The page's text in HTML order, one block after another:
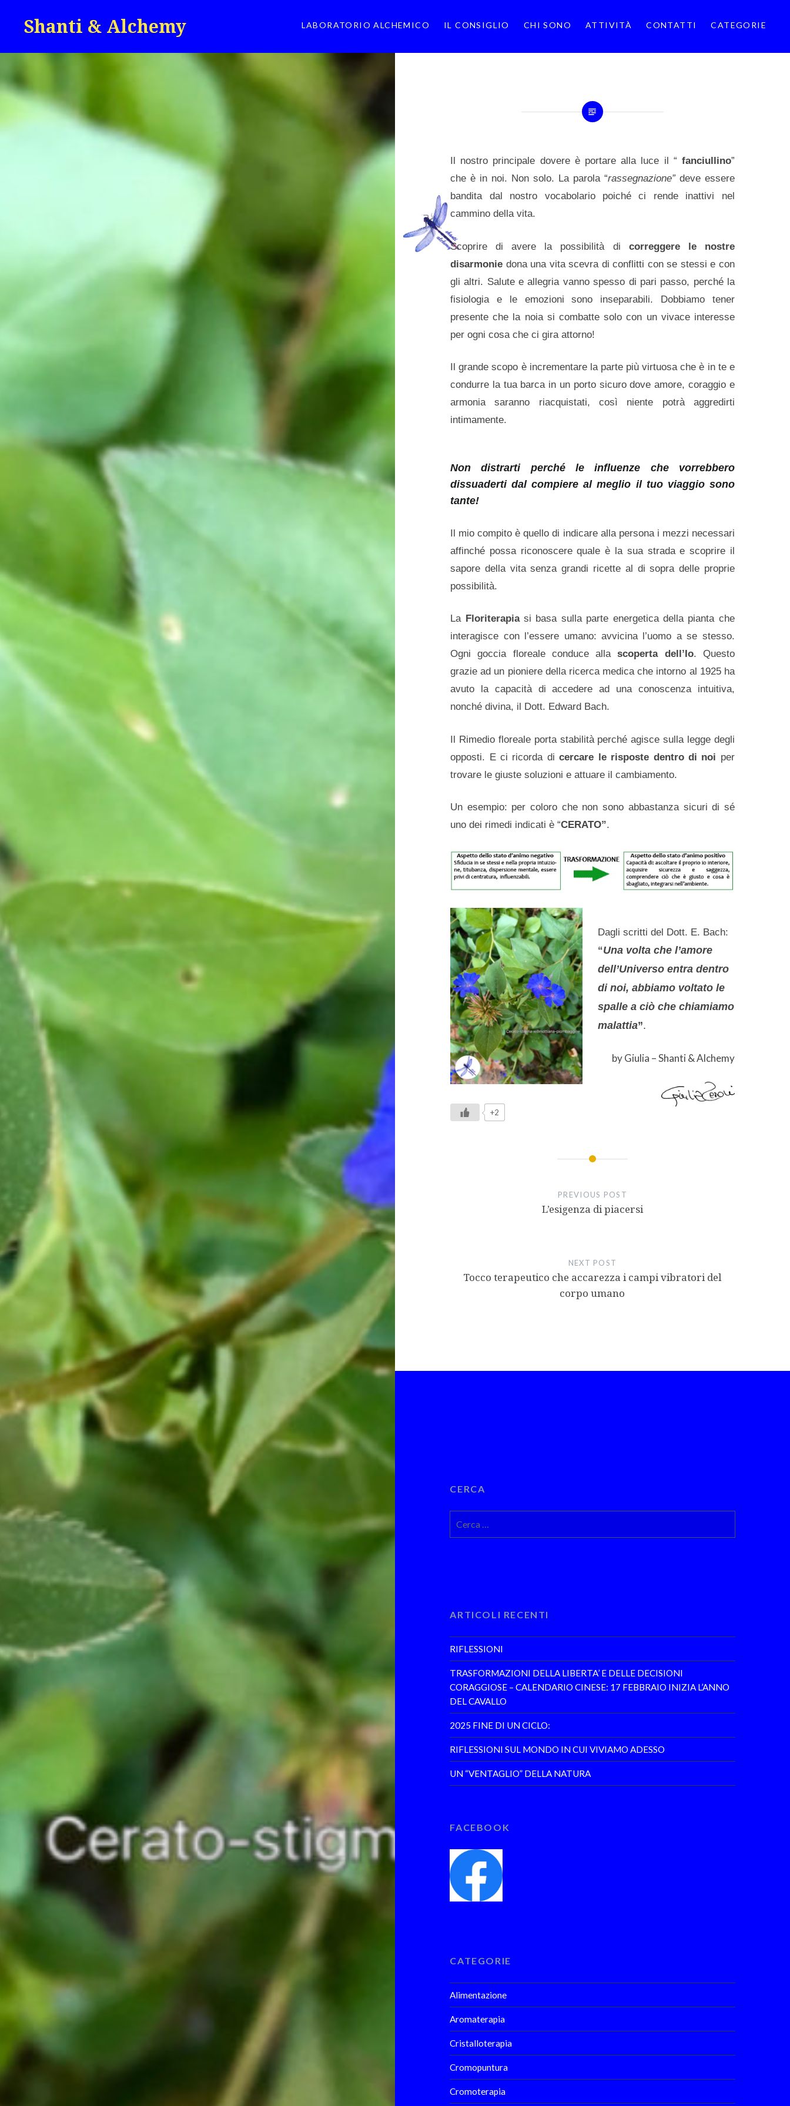
Shanti & Alchemy LABORATORIO ALCHEMICO IL CONSIGLIO CHI SONO ATTIVITÀ CONTATTI CATEGORIE
Il nostro principale dovere è portare alla luce il “ fanciullino”
che è in noi. Non solo. La parola “rassegnazione”deve essere
bandita dal nostro vocabolario poiché ci rende inattivi nel
cammino della vita.
Scoprire di avere la possibilità di correggere le nostre
disarmonie dona una vita scevra di conflitti con se stessi e con
gli altri. Salute e allegria vanno spesso di pari passo, perché la
fisiologia e le emozioni sono inseparabili. Dobbiamo tener
presente che la noia si combatte solo con un vivace interesse
per ogni cosa che ci gira attorno!
Il grande scopo è incrementare la parte più virtuosa che è in te e
condurre la tua barca in un porto sicuro dove amore, coraggio e
armonia saranno riacquistati, così niente potrà aggredirti
intimamente.
Non distrarti perché le influenze che vorrebbero
dissuaderti dal compiere al meglio il tuo viaggio sono
tante!
Il mio compito è quello di indicare alla persona i mezzi necessari
affinché possa riconoscere quale è la sua strada e scoprire il
sapore della vita senza grandi ricette al di sopra delle proprie
possibilità.
La Floriterapiasi basa sulla parte energetica della pianta che
interagisce con l’essere umano: avvicina l’uomo a se stesso.
Ogni goccia floreale conduce allascoperta dell’Io. Questo
grazie ad un pioniere della ricerca medica che intorno al 1925 ha
avuto la capacità di accedere ad una conoscenza intuitiva,
nonché divina, il Dott. Edward Bach.
Il Rimedio floreale porta stabilità perché agisce sulla legge degli
opposti. E ci ricorda dicercare le risposte dentro di noi per
trovare le giuste soluzioni e attuare il cambiamento.
Un esempio: per coloro che non sono abbastanza sicuri di sé
uno dei rimedi indicati è “CERATO”.
Dagli scritti del Dott. E. Bach:
“Una volta che l’amore
dell’Universo entra dentro
di noi, abbiamo voltato le
spalle a ciò che chiamiamo
malattia”.
by Giulia – Shanti & Alchemy
+2
PREVIOUS POST
L’esigenza di piacersi
NEXT POST
Tocco terapeutico che accarezza i campi vibratori del
corpo umano
CERCA
per:
ARTICOLI RECENTI
RIFLESSIONI
TRASFORMAZIONI DELLA LIBERTA’ E DELLE DECISIONI
CORAGGIOSE – CALENDARIO CINESE: 17 FEBBRAIO INIZIA L’ANNO
DEL CAVALLO
2025 FINE DI UN CICLO:
RIFLESSIONI SUL MONDO IN CUI VIVIAMO ADESSO
UN “VENTAGLIO” DELLA NATURA
FACEBOOK
CATEGORIE
Alimentazione
Aromaterapia
Cristalloterapia
Cromopuntura
Cromoterapia